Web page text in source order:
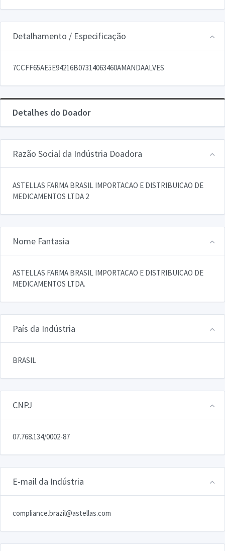
Detalhamento / Especificação
7CCFF65AE5E94216B07314063460AMANDAALVES
Detalhes do Doador
Razão Social da Indústria Doadora
ASTELLAS FARMA BRASIL IMPORTACAO E DISTRIBUICAO DE
MEDICAMENTOS LTDA 2
Nome Fantasia
ASTELLAS FARMA BRASIL IMPORTACAO E DISTRIBUICAO DE
MEDICAMENTOS LTDA.
País da Indústria
BRASIL
CNPJ
07.768.134/0002-87
E-mail da Indústria
compliance.brazil@astellas.com